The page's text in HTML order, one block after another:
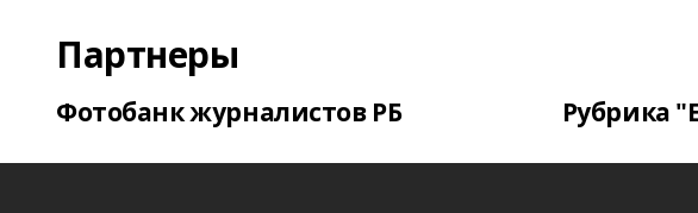
Партнеры
Фотобанк журналистов РБ Рубрика